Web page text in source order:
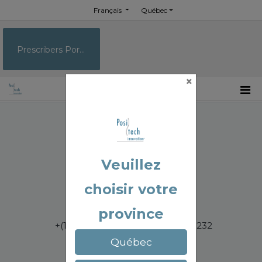
Français Québec
Prescribers Portal
Terrebonne QC J6W 0E2
Canada
+(1) 450.964.3232 / +(1) 877.964.3232
×
Veuillez
choisir votre
province
Québec